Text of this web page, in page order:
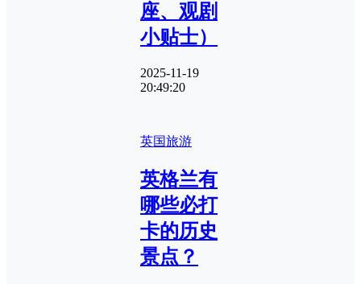
座、观剧
小贴士）
2025-11-19
20:49:20
英国旅游
英格兰有
哪些必打
卡的历史
景点？